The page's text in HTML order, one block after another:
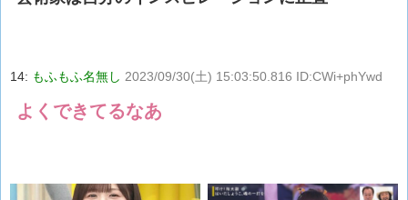
14: もふもふ名無し 2023/09/30(土) 15:03:50.816 ID:CWi+phYwd
よくできてるなあ